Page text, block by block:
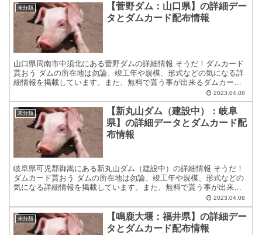
未分類
【菅野ダム：山口県】の詳細デー
タとダムカード配布情報
山口県周南市中須北にある菅野ダムの詳細情報 そうだ！ダムカード
貰おう ダムの所在地は勿論、竣工年や規模、形式などの気になる詳
細情報を掲載しています。また、無料で貰う事が出来るダムカード
の配布場所住所等についても紹介しています。 ダムカードの...2023.04.08
未分類
【新丸山ダム（建設中）：岐阜
県】の詳細データとダムカード配
布情報
岐阜県可児郡御嵩にある新丸山ダム（建設中）の詳細情報 そうだ！
ダムカード貰おう ダムの所在地は勿論、竣工年や規模、形式などの
気になる詳細情報を掲載しています。また、無料で貰う事が出来る
ダムカードの配布場所住所等についても紹介しています。 ダ...2023.04.08
未分類
【鳴鹿大堰：福井県】の詳細デー
タとダムカード配布情報